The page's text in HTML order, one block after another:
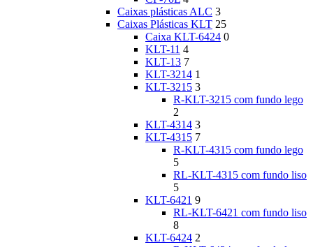
Caixas plásticas ALC 3
Caixas Plásticas KLT 25
Caixa KLT-6424 0
KLT-11 4
KLT-13 7
KLT-3214 1
KLT-3215 3
R-KLT-3215 com fundo lego
2
KLT-4314 3
KLT-4315 7
R-KLT-4315 com fundo lego
5
RL-KLT-4315 com fundo liso
5
KLT-6421 9
RL-KLT-6421 com fundo liso
8
KLT-6424 2